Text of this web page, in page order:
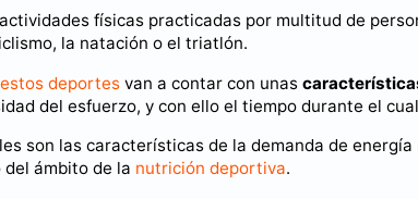
físicas practicadas por multitud de
la natación o el triatlón.
deportes van a contar con unas
del esfuerzo, y con ello el tiempo durante el
son las características de la demanda de
ámbito de la nutrición deportiva.